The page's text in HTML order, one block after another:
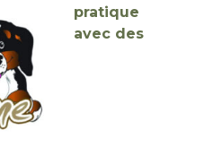
pratique
avec des